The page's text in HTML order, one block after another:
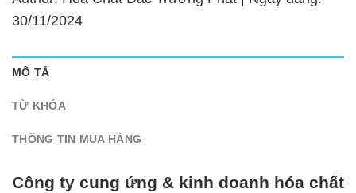
30/11/2024
MÔ TẢ
TỪ KHÓA
THÔNG TIN MUA HÀNG
Công ty cung ứng & kinh doanh hóa chất